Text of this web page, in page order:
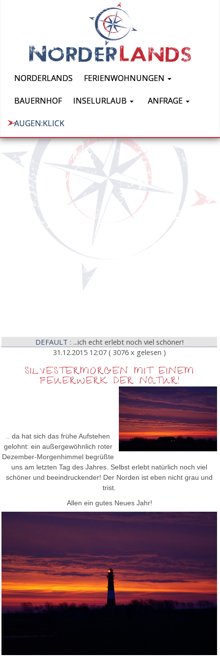
NORDERLANDS FERIENWOHNUNGEN
BAUERNHOF INSELURLAUB ANFRAGE
AUGEN:KLICK
DEFAULT : ...ich echt erlebt noch viel schöner!
31.12.2015 12:07 ( 3076 x gelesen )
SILVESTERMORGEN MIT EINEM
FEUERWERK DER NATUR!
.. da hat sich das frühe Aufstehen
gelohnt: ein außergewöhnlich roter
Dezember-Morgenhimmel begrüßte
uns am letzten Tag des Jahres. Selbst erlebt natürlich noch viel
schöner und beeindruckender! Der Norden ist eben nicht grau und
trist.
Allen ein gutes Neues Jahr!